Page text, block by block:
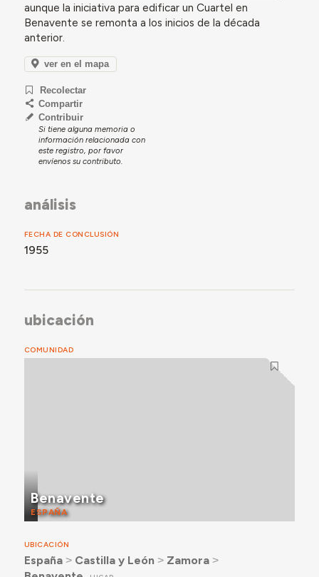
aunque la iniciativa para edificar un Cuartel en
Benavente se remonta a los inicios de la década
anterior.
ver en el mapa
Recolectar
Compartir
Contribuir
Si tiene alguna memoria o
información relacionada con
este registro, por favor
envíenos su contributo.
análisis
FECHA DE CONCLUSIÓN
1955
ubicación
COMUNIDAD
Benavente
ESPAÑA
UBICACIÓN
España˃ Castilla y León ˃ Zamora˃